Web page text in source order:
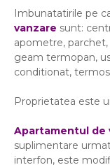
Imbunatatirile pe
vanzare sunt:
apometre,
geam termopan,
conditionat,
Proprietatea este
Apartamentul de
suplimentare
interfon, este